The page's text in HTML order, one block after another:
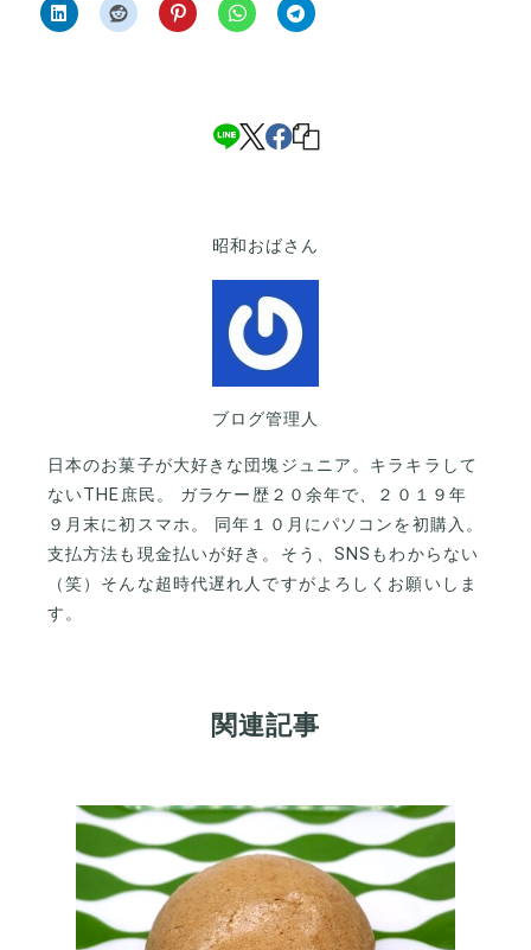
昭和おばさん
ブログ管理人
日本のお菓子が大好きな団塊ジュニア。キラキラして
ないTHE庶民。 ガラケー歴２０余年で、２０１９年
９月末に初スマホ。 同年１０月にパソコンを初購入。
支払方法も現金払いが好き。そう、SNSもわからない
（笑）そんな超時代遅れ人ですがよろしくお願いしま
す。
関連記事